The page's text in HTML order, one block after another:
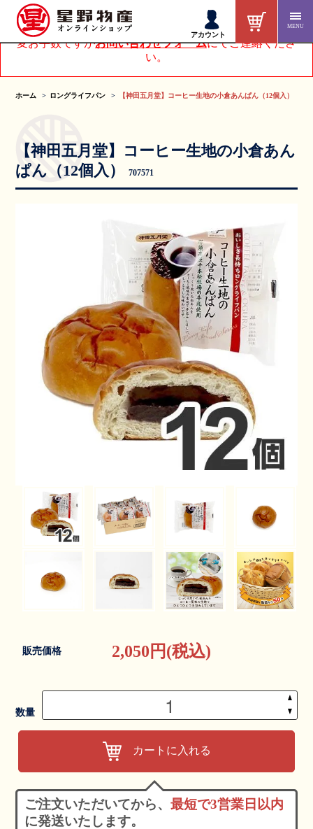
アカウント
MENU
アカウントページにてお客様情報を変更された方は、大
変お手数ですがお問い合わせフォームにてご連絡くださ
い。
ホーム ロングライフパン 【神田五月堂】コーヒー生地の小倉あんぱん（12個入）
【神田五月堂】コーヒー生地の小倉あん
ぱん（12個入）707571
販売価格 2,050円(税込)
数量
▲
▼
カートに入れる
ご注文いただいてから、最短で3営業日以内
に発送いたします。